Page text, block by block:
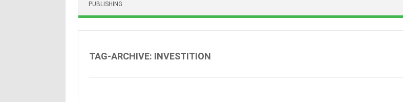
PUBLISHING
TAG-ARCHIVE: INVESTITION